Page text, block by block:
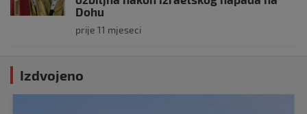
Dohu
prije 11 mjeseci
Izdvojeno